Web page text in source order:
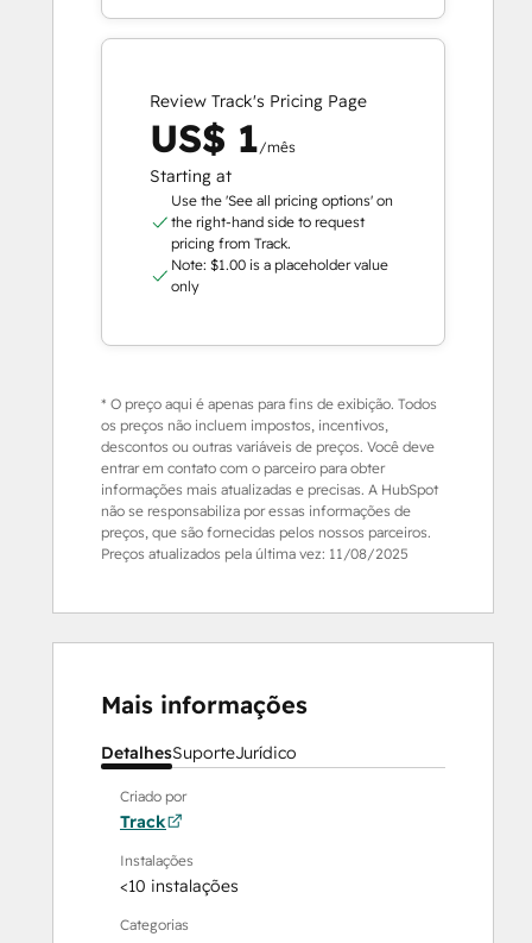
Review Track's Pricing Page
US$ 1/mês
Starting at
Use the 'See all pricing options' on
the right-hand side to request
pricing from Track.
Note: $1.00 is a placeholder value
only
* O preço aqui é apenas para fins de exibição. Todos
os preços não incluem impostos, incentivos,
descontos ou outras variáveis de preços. Você deve
entrar em contato com o parceiro para obter
informações mais atualizadas e precisas. A HubSpot
não se responsabiliza por essas informações de
preços, que são fornecidas pelos nossos parceiros.
Preços atualizados pela última vez: 11/08/2025
Mais informações
DetalhesSuporteJurídico
Criado por
Track
Instalações
<10 instalações
Categorias